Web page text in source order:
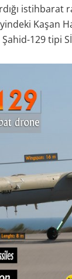
Kaşan
129 tipi